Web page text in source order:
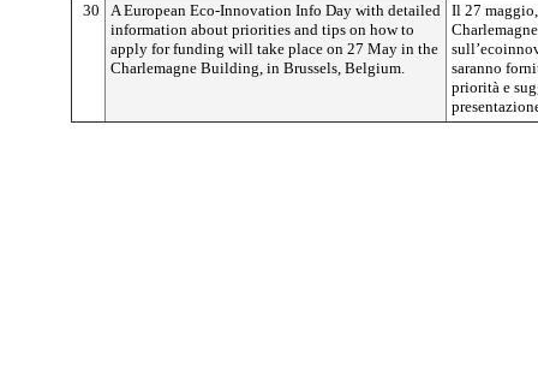
30
A European Eco-Innovation Info Day with detailed
information about priorities and tips on how to
apply for funding will take place on 27 May in the
Charlemagne Building, in Brussels, Belgium.
Il 27
saranno
priorità e